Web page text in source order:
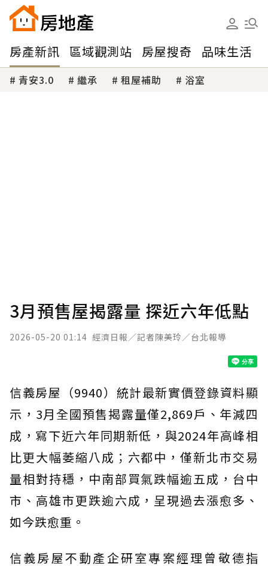
房產新訊 區域觀測站 房屋搜奇 品味生活
青安3.0 繼承 租屋補助 浴室
3月預售屋揭露量 探近六年低點
2026-05-20 01:14 經濟日報／記者陳美玲／台北報導
信義房屋（9940）統計最新實價登錄資料顯
示，3月全國預售揭露量僅2,869戶、年減四
成，寫下近六年同期新低，與2024年高峰相
比更大幅萎縮八成；六都中，僅新北市交易
量相對持穩，中南部買氣跌幅逾五成，台中
市、高雄市更跌逾六成，呈現過去漲愈多、
如今跌愈重。
信義房屋不動產企研室專案經理曾敬德指